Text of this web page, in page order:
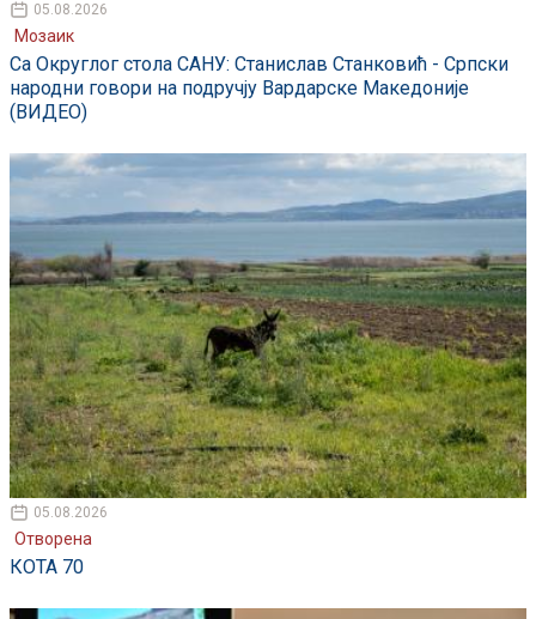
05.08.2026
Мозаик
Са Округлог стола САНУ: Станислав Станковић - Српски
народни говори на подручју Вардарске Македоније
(ВИДЕО)
05.08.2026
Отворена
КОТА 70